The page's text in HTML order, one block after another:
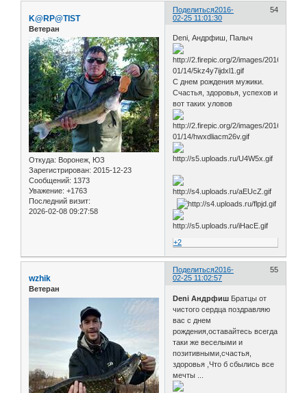
Поделиться 54
2016-
02-25 11:01:30
K@RP@TIST
Ветеран
Откуда: Воронеж, ЮЗ
Зарегистрирован: 2015-12-23
Сообщений: 1373
Уважение: +1763
Последний визит:
2026-02-08 09:27:58
Deni, Андрфиш, Палыч
С днем рождения мужики.
Счастья, здоровья, успехов и
вот таких уловов
+2
Поделиться 55
2016-
02-25 11:02:57
wzhik
Ветеран
Deni Андрфиш Братцы от
чистого сердца поздравляю
вас с днем
рождения,оставайтесь всегда
таки же веселыми и
позитивными,счастья,
здоровья ,Что б сбылись все
мечты ...